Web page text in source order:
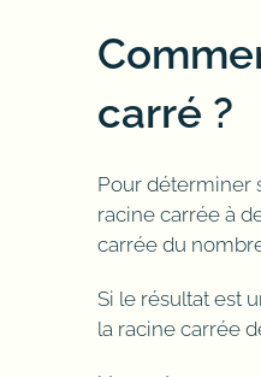
carré ?
Pour déterminer
racine carrée à
carrée du
Si le résultat est
la racine carrée